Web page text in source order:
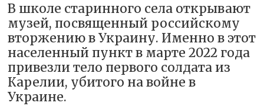
В школе старинного села открывают
музей, посвященный российскому
вторжению в Украину. Именно в этот
населенный пункт в марте 2022 года
привезли тело первого солдата из
Карелии, убитого на войне в
Украине.